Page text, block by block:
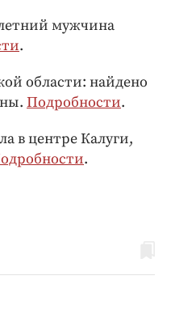
мужчина
.
области: найдено
Подробности.
в центре Калуги,
.